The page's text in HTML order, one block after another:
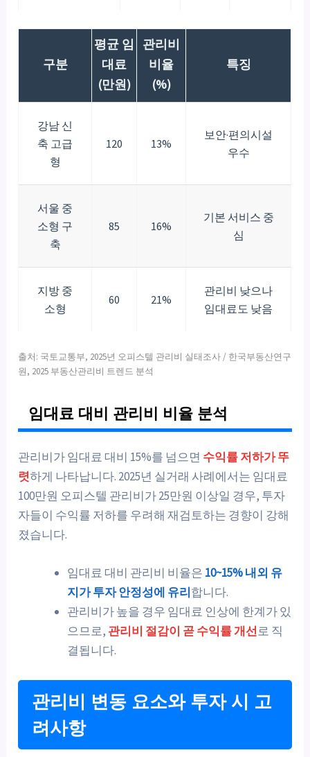
구분
평균 임
대료
(만원)
관리비
비율
(%)
특징
강남 신
축 고급
형
120 13%
보안·편의시설
우수
서울 중
소형 구
축
85 16%
기본 서비스 중
심
지방 중
소형
60 21%
관리비 낮으나
임대료도 낮음
출처: 국토교통부, 2025년 오피스텔 관리비 실태조사 / 한국부동산연구
원, 2025 부동산관리비 트렌드 분석
임대료 대비 관리비 비율 분석
관리비가 임대료 대비 15%를 넘으면 수익률 저하가 뚜
렷하게 나타납니다. 2025년 실거래 사례에서는 임대료
100만원 오피스텔 관리비가 25만원 이상일 경우, 투자
자들이 수익률 저하를 우려해 재검토하는 경향이 강해
졌습니다.
임대료 대비 관리비 비율은 10~15% 내외 유
지가 투자 안정성에 유리합니다.
관리비가 높을 경우 임대료 인상에 한계가 있
으므로, 관리비 절감이 곧 수익률 개선로 직
결됩니다.
관리비 변동 요소와 투자 시 고
려사항